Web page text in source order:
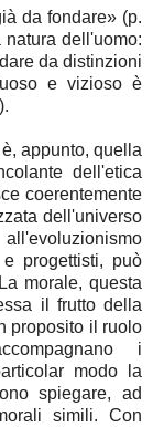
da fondare» (p.
dell'uomo:
da distinzioni
e vizioso è
appunto, quella
dell'etica
coerentemente
dell'universo
progettisti, può
morale, questa
il frutto della
proposito il ruolo
i
modo la
spiegare, ad
simili. Con